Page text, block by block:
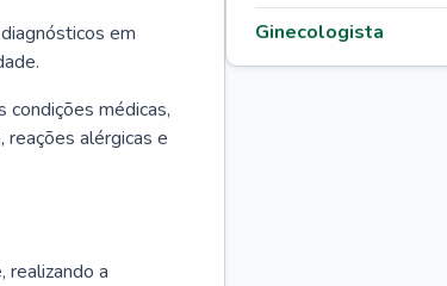
em
condições médicas,
reações alérgicas e
realizando a
Ginecologista